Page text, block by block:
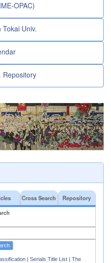
OPAC)
Univ.
Repository
Cross Search Repository
Serials Title List
The